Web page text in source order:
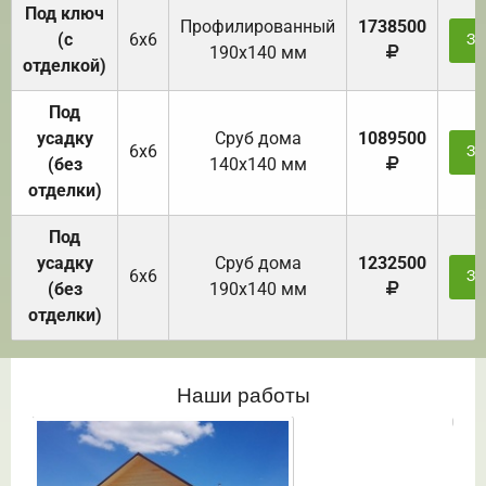
Под ключ
(с
отделкой)
6х6
Профилированный
190х140 мм
1738500
Под
усадку
(без
отделки)
6х6
Cруб дома
140х140 мм
1089500
Под
усадку
(без
отделки)
6х6
Cруб дома
190х140 мм
1232500
Наши работы